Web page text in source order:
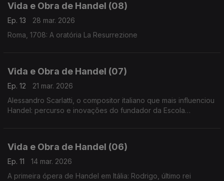
Vida e Obra de Handel (08)
Ep. 13
28 mar. 2026
Roma, 1708: A oratória La Resurrezione
Vida e Obra de Handel (07)
Ep. 12
21 mar. 2026
Alessandro Scarlatti, o compositor italiano que mais influenciou
Handel: percurso e inovações do fundador da Escola
Vida e Obra de Handel (06)
Ep. 11
14 mar. 2026
A primeira ópera de Handel em Itália: Rodrigo, último rei